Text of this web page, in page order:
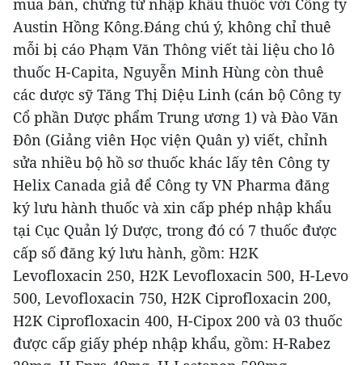
Austin Hồng Kông.Đáng chú ý, không chỉ thuê
mỗi bị cáo Phạm Văn Thông viết tài liệu cho lô
thuốc H-Capita, Nguyễn Minh Hùng còn thuê
các dược sỹ Tăng Thị Diệu Linh (cán bộ Công ty
Cổ phần Dược phẩm Trung ương 1) và Đào Văn
Đôn (Giảng viên Học viện Quân y) viết, chỉnh
sửa nhiều bộ hồ sơ thuốc khác lấy tên Công ty
Helix Canada giả để Công ty VN Pharma đăng
ký lưu hành thuốc và xin cấp phép nhập khẩu
tại Cục Quản lý Dược, trong đó có 7 thuốc được
cấp số đăng ký lưu hành, gồm: H2K
Levofloxacin 250, H2K Levofloxacin 500, H-Levo
500, Levofloxacin 750, H2K Ciprofloxacin 200,
H2K Ciprofloxacin 400, H-Cipox 200 và 03 thuốc
được cấp giấy phép nhập khẩu, gồm: H-Rabez